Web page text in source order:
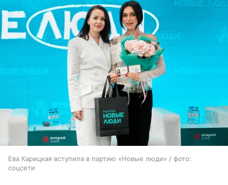
Ева Карицкая вступила в партию «Новые люди» / фото:
соцсети